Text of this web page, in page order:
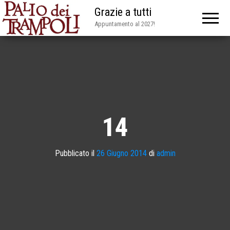
Grazie a tutti
Appuntamento al 2027!
14
Pubblicato il 26 Giugno 2014di admin